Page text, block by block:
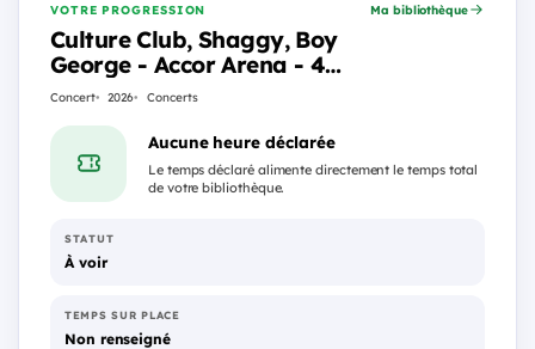
VOTRE PROGRESSION
Culture Club, Shaggy, Boy
George - Accor Arena - 4
décembre 2026
Concert 2026 Concerts
Ma bibliothèque
Aucune heure déclarée
Le temps déclaré alimente directement le temps total
de votre bibliothèque.
STATUT
À voir
TEMPS SUR PLACE
Non renseigné